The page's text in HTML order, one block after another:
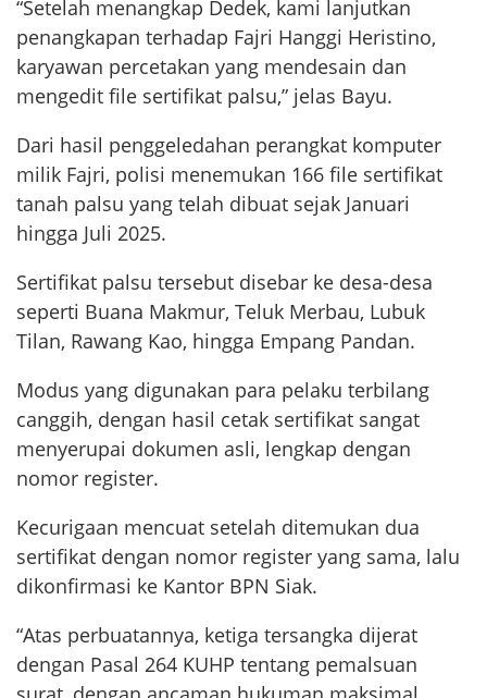
“Setelah menangkap Dedek, kami lanjutkan
penangkapan terhadap Fajri Hanggi Heristino,
karyawan percetakan yang mendesain dan
mengedit file sertifikat palsu,” jelas Bayu.
Dari hasil penggeledahan perangkat komputer
milik Fajri, polisi menemukan 166 file sertifikat
tanah palsu yang telah dibuat sejak Januari
hingga Juli 2025.
Sertifikat palsu tersebut disebar ke desa-desa
seperti Buana Makmur, Teluk Merbau, Lubuk
Tilan, Rawang Kao, hingga Empang Pandan.
Modus yang digunakan para pelaku terbilang
canggih, dengan hasil cetak sertifikat sangat
menyerupai dokumen asli, lengkap dengan
nomor register.
Kecurigaan mencuat setelah ditemukan dua
sertifikat dengan nomor register yang sama, lalu
dikonfirmasi ke Kantor BPN Siak.
“Atas perbuatannya, ketiga tersangka dijerat
dengan Pasal 264 KUHP tentang pemalsuan